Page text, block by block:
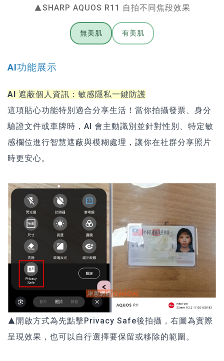
▲SHARP AQUOS R11 自拍不同焦段效果
無美肌 有美肌
AI功能展示
AI 遮蔽個人資訊：敏感隱私一鍵防護
這項貼心功能特別適合分享生活！當你拍攝發票、身分
驗證文件或車牌時，AI 會主動識別並針對性別、特定敏
感欄位進行智慧遮蔽與模糊處理，讓你在社群分享照片
時更安心。
▲開啟方式為先點擊Privacy Safe後拍攝，右圖為實際
呈現效果，也可以自行選擇要保留或移除的範圍。